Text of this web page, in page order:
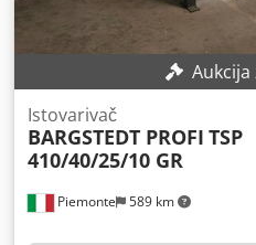
Aukcija
Piemonte 589 km
Istovarivač
BARGSTEDT PROFI TSP
410/40/25/10 GR